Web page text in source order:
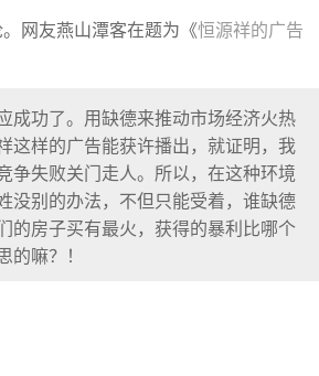
网友燕山潭客在题为《恒源祥的广告
成功了。用缺德来推动市场经济火热
这样的广告能获许播出，就证明，我
争失败关门走人。所以，在这种环境
没别的办法，不但只能受着，谁缺德
的房子买有最火，获得的暴利比哪个
的嘛？！